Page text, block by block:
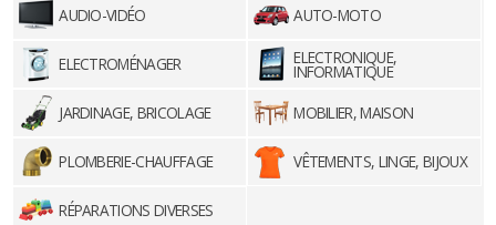
AUDIO-VIDÉO AUTO-MOTO
ELECTROMÉNAGER ELECTRONIQUE,
INFORMATIQUE
JARDINAGE, BRICOLAGE
MOBILIER, MAISON
PLOMBERIE-CHAUFFAGE VÊTEMENTS, LINGE, BIJOUX
RÉPARATIONS DIVERSES